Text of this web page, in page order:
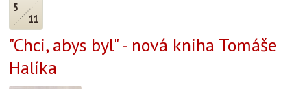
5
11
"Chci, abys byl" - nová kniha Tomáše
Halíka